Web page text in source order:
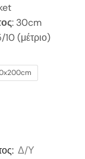
: 30cm
10 (μέτριο)
Δ/Υ